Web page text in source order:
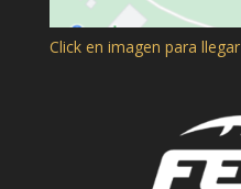
Click en imagen para llegar